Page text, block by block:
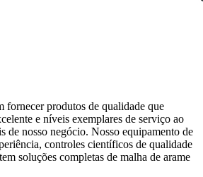
fornecer produtos de qualidade que
e níveis exemplares de serviço ao
de nosso negócio. Nosso equipamento de
controles científicos de qualidade
soluções completas de malha de arame